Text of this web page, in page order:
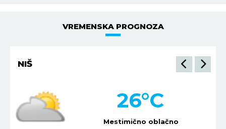
VREMENSKA PROGNOZA
NIŠ
Mestimično oblačno
26°C